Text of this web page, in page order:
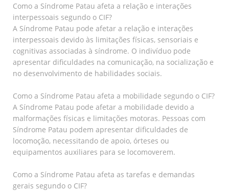
Como a Síndrome Patau afeta a relação e interações
interpessoais segundo o CIF?
A Síndrome Patau pode afetar a relação e interações
interpessoais devido às limitações físicas, sensoriais e
cognitivas associadas à síndrome. O indivíduo pode
apresentar dificuldades na comunicação, na socialização e
no desenvolvimento de habilidades sociais.
Como a Síndrome Patau afeta a mobilidade segundo o CIF?
A Síndrome Patau pode afetar a mobilidade devido a
malformações físicas e limitações motoras. Pessoas com
Síndrome Patau podem apresentar dificuldades de
locomoção, necessitando de apoio, órteses ou
equipamentos auxiliares para se locomoverem.
Como a Síndrome Patau afeta as tarefas e demandas
gerais segundo o CIF?